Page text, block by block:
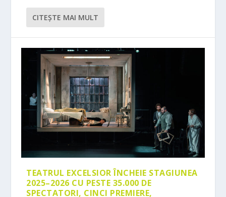
CITEŞTE MAI MULT
TEATRUL EXCELSIOR ÎNCHEIE STAGIUNEA
2025–2026 CU PESTE 35.000 DE
SPECTATORI, CINCI PREMIERE,